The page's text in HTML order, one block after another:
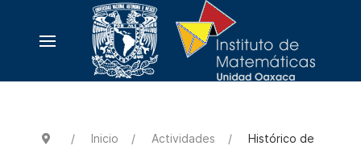
Inicio Actividades
Histórico de